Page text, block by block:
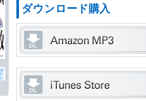
ダウンロード購入